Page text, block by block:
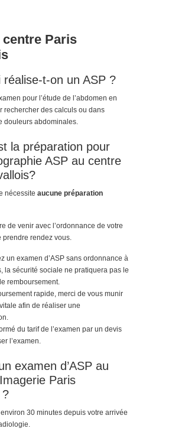
centre Paris
réalise-t-on un ASP ?
pour l’étude de l’abdomen en
rechercher des calculs ou dans
douleurs abdominales.
la préparation pour
ASP au centre
nécessite aucune préparation
de venir avec l’ordonnance de votre
prendre rendez vous.
un examen d’ASP sans ordonnance à
la sécurité sociale ne pratiquera pas le
remboursement.
rapide, merci de vous munir
afin de réaliser une
du tarif de l’examen par un devis
l’examen.
examen d’ASP au
Paris
?
environ 30 minutes depuis votre arrivée